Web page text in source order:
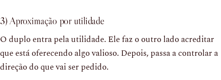
3) Aproximação por utilidade
O duplo entra pela utilidade. Ele faz o outro lado acreditar
que está oferecendo algo valioso. Depois, passa a controlar a
direção do que vai ser pedido.